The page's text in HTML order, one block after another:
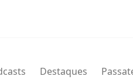
Destaques